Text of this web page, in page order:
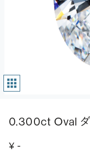
0.300ct Oval ダ
¥ -